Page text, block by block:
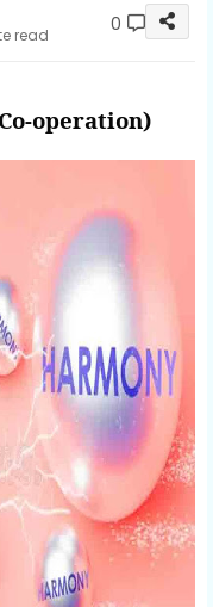
read 0
operation)